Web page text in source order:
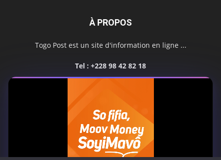
À PROPOS
Togo Post est un site d'information en ligne ...
Tel : +228 98 42 82 18
SUIVEZ NOUS